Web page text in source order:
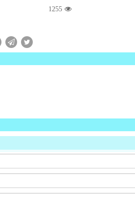
1255